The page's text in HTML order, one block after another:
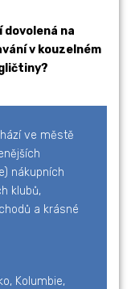
dovolená na
v kouzelném
ve městě
nákupních
klubů,
a krásné
Kolumbie,